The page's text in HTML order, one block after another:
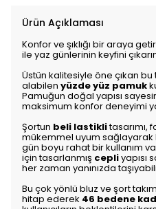
Ürün Açıklaması
Konfor ve şıklığı bir araya
ile yaz günlerinin keyfini
Üstün kalitesiyle öne çıkan
alabilen yüzde yüz pamuk
Pamuğun doğal yapısı
maksimum konfor deneyimi
Şortun beli lastiklitasarımı,
mükemmel uyum
gün boyu rahat bir kullanım
için tasarlanmış cepliyapısı
her zaman yanınızda
Bu çok yönlü bluz ve şort
hitap ederek 46 bedene